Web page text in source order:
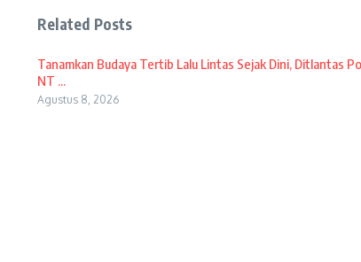
Related Posts
Tanamkan Budaya Tertib Lalu Lintas Sejak Dini, Ditlantas
NT ...
Agustus 8, 2026